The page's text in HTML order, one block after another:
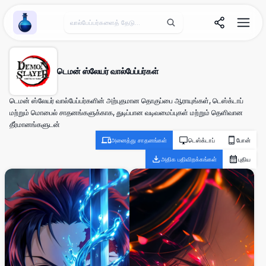
Wallpaper Alchemy
டெமன் ஸ்லேயர் வால்பேப்பர்கள்
டெமன் ஸ்லேயர் வால்பேப்பர்களின் அற்புதமான தொகுப்பை ஆராயுங்கள், டெஸ்க்டாப்
மற்றும் மொபைல் சாதனங்களுக்காக, துடிப்பான வடிவமைப்புகள் மற்றும் தெளிவான
தீர்மானங்களுடன்
அனைத்து சாதனங்கள் டெஸ்க்டாப் போன்
அதிக பதிவிறக்கங்கள் புதிய